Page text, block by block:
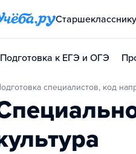
Подготовка к ЕГЭ и ОГЭ
Подготовка специалистов, код